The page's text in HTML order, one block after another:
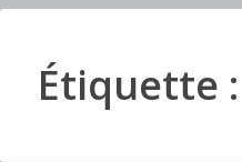
Étiquette